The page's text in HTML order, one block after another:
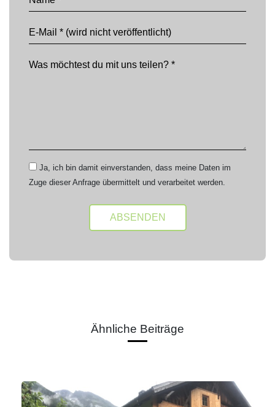
Ja, ich bin damit einverstanden, dass meine Daten im
Zuge dieser Anfrage übermittelt und verarbeitet werden.
Ähnliche Beiträge